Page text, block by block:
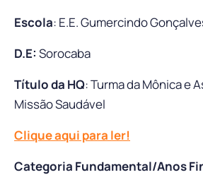
Escola: E.E. Gumercindo
D.E: Sorocaba
Título da HQ: Turma da Mônica e
Missão Saudável
Clique aqui para ler!
Categoria Fundamental/Anos